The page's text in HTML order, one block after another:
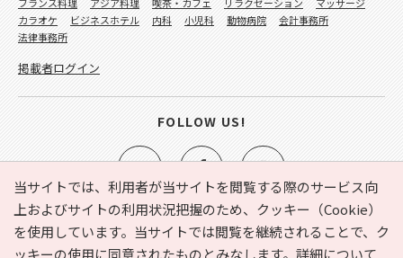
当サイトでは、利用者が当サイトを閲覧する際のサービス向
上およびサイトの利用状況把握のため、クッキー（Cookie）
を使用しています。当サイトでは閲覧を継続されることで、ク
ッキーの使用に同意されたものとみなします。詳細について
e-NAVITA（イーナビタ）とは？ お気に入り
ヘルプ
カラオケ
ビジネスホテル 内科 小児科 動物病院
会計事務所
法律事務所
掲載者ログイン
FOLLOW US!